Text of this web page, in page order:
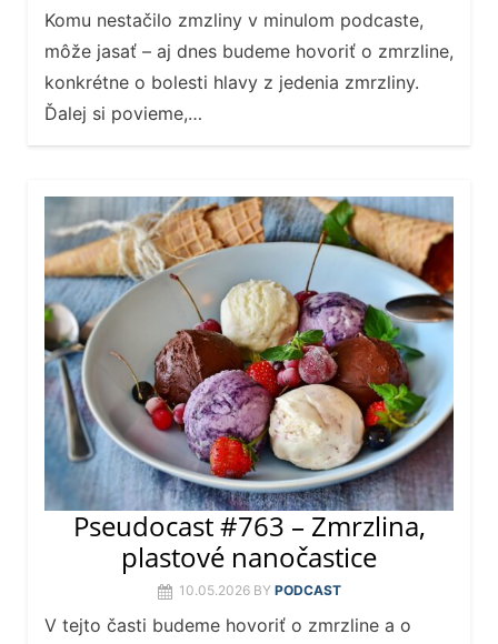
Komu nestačilo zmzliny v minulom podcaste,
môže jasať – aj dnes budeme hovoriť o zmrzline,
konkrétne o bolesti hlavy z jedenia zmrzliny.
Ďalej si povieme,…
Pseudocast #763 – Zmrzlina,
plastové nanočastice
10.05.2026 BY PODCAST
V tejto časti budeme hovoriť o zmrzline a o